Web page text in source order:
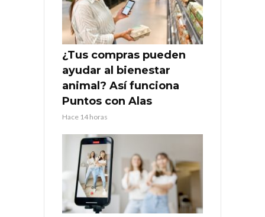
¿Tus compras pueden
ayudar al bienestar
animal? Así funciona
Puntos con Alas
Hace 14 horas